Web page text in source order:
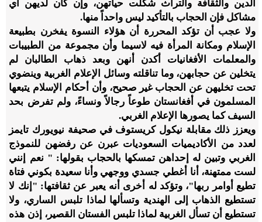
الدين والثقافة والتراث شكلت حياتهن، وإن كان لديهن أي
مشاكل فإن الحجاب بالتأكيد ليس واحداً منها.
ولا عجب أن تؤكد المحررة أن هؤلاء النسوة يفخرن بطبيعة
الإسلام ومكانة المرأة فيه لاسيما وأن مجموعة من الطبيبات
والمعلمات الأفغانيات أكدن أنهن وبعد ذهاب الطالبان لم
يتخلين عن حجابهن، وما تناقلته وسائل الإعلام الغربية وينضوي
تحت تخليهن عن الحجاب غير صحيح، وأن أحكام الإسلام يتبعها
المسلمون في أفغانستان طوعاً رجالاً ونساءً، ولم تفرض بحد
السيف كما يصورها الإعلام الغربي.
ويعزز ذلك مقابلة نيكول كريستوف في صحيفة نيويورك تايمز
لعدد من الأكاديميات السعوديات عبرن عن رفضهن للنموذج
الغربي وتبين له إحداهن تمسكها بالحجاب بقولها: " نعم إنني
لست ممتهنة، أنا أغطي جسدي ووجهي وأنا سعيدة بكوني فتاة
تطيع أوامر ربها"، وتؤكد له أخرى أنه يعبر عن ثقافتها: "إنك لا
تستطيع الذهاب إلى الهندية وتسألها لماذا تلبس الساري، ولا
تستطيع أن تسأل الغربية لماذا تلبس الفستان القصير، إذن هذه